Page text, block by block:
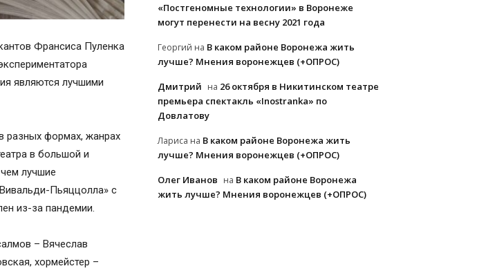
Франсиса Пуленка
являются лучшими
разных формах, жанрах
в большой и
лучшие
Пьяццолла» с
из-за пандемии.
– Вячеслав
хормейстер –
«Постгеномные технологии» в Воронеже
могут перенести на весну 2021 года
Георгий на В каком районе Воронежа жить
лучше? Мнения воронежцев (+ОПРОС)
Дмитрий на 26 октября в Никитинском театре
премьера спектакль «Inostranka» по
Довлатову
Лариса на В каком районе Воронежа жить
лучше? Мнения воронежцев (+ОПРОС)
Олег Иванов на В каком районе Воронежа
жить лучше? Мнения воронежцев (+ОПРОС)